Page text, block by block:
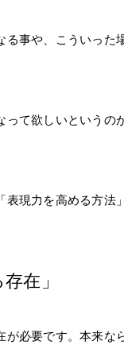
事や、こういっ
て欲しいという
現力を高める方法
在」
必要です。本来